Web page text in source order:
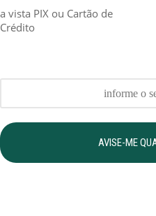
a vista PIX ou Cartão de
Crédito
AVISE-ME